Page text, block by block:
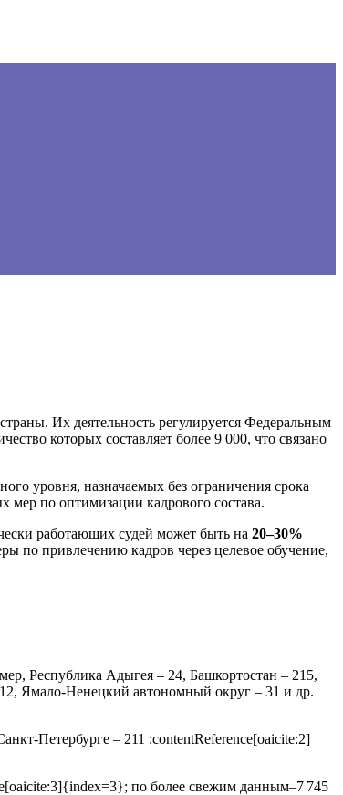
Их деятельность регулируется Федеральным
которых составляет более 9 000, что связано
уровня, назначаемых без ограничения срока
мер по оптимизации кадрового состава.
работающих судей может быть на 20–30%
по привлечению кадров через целевое обучение,
Республика Адыгея – 24, Башкортостан – 215,
Ямало‑Ненецкий автономный округ – 31 и др.
– 211 :contentReference[oaicite:2]
по более свежим данным–7 745